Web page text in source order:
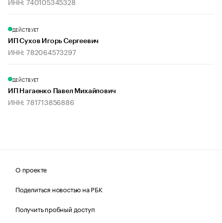
ДЕЙСТВУЕТ
ИП Сухов Игорь Сергеевич
ИНН: 782064573297
ДЕЙСТВУЕТ
ИП Нагаенко Павел Михайлович
ИНН: 781713856886
О проекте
Поделиться новостью на РБК
Получить пробный доступ